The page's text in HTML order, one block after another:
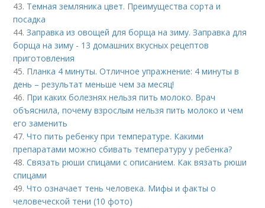
43. Темная земляника цвет. Преимущества сорта и
посадка
44.Заправка из овощей для борща на зиму. Заправка для
борща на зиму - 13 домашних вкусных рецептов
приготовления
45. Планка 4 минуты. Отличное упражнение: 4 минуты в
день – результат меньше чем за месяц!
46. При каких болезнях нельзя пить молоко. Врач
объяснила, почему взрослым нельзя пить молоко и чем
его заменить
47.Что пить ребенку при температуре. Какими
препаратами можно сбивать температуру у ребенка?
48.Связать рюши спицами с описанием. Как вязать рюши
спицами
49.Что означает тень человека. Мифы и факты о
человеческой тени (10 фото)